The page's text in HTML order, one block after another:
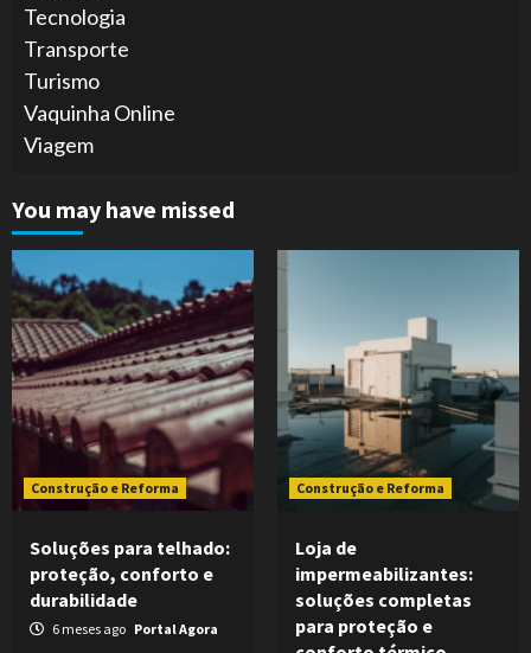
Tecnologia
Transporte
Turismo
Vaquinha Online
Viagem
You may have missed
Construção e Reforma
Soluções para telhado:
proteção, conforto e
durabilidade
6 meses ago Portal Agora
Construção e Reforma
Loja de
impermeabilizantes:
soluções completas
para proteção e